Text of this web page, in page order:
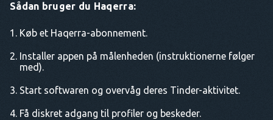
Sådan bruger du Haqerra:
Køb et Haqerra-abonnement.
Installer appen på målenheden (instruktionerne følger
med).
Start softwaren og overvåg deres Tinder-aktivitet.
Få diskret adgang til profiler og beskeder.